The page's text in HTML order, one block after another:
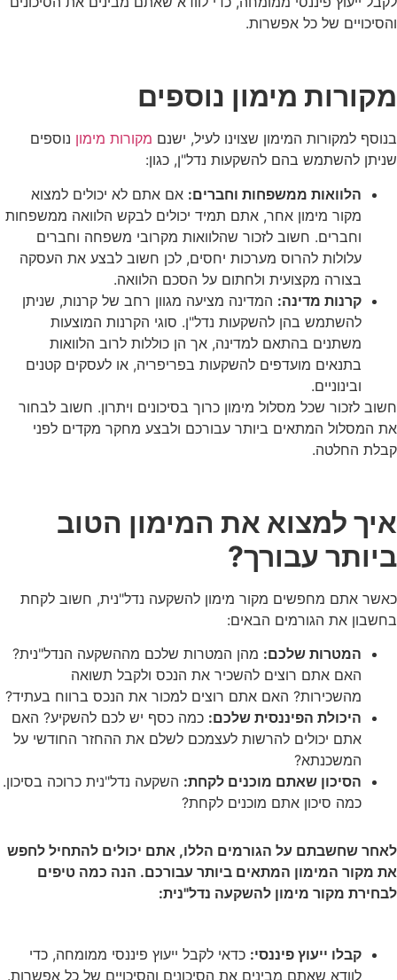
והסיכויים של כל אפשרות.
מקורות מימון נוספים
בנוסף למקורות המימון שצוינו לעיל, ישנם מקורות מימון נוספים
שניתן להשתמש בהם להשקעות נדל"ן, כגון:
הלוואות ממשפחות וחברים: אם אתם לא יכולים למצוא
מקור מימון אחר, אתם תמיד יכולים לבקש הלוואה ממשפחות
וחברים. חשוב לזכור שהלוואות מקרובי משפחה וחברים
עלולות להרוס מערכות יחסים, לכן חשוב לבצע את העסקה
בצורה מקצועית ולחתום על הסכם הלוואה.
קרנות מדינה: המדינה מציעה מגוון רחב של קרנות, שניתן
להשתמש בהן להשקעות נדל"ן. סוגי הקרנות המוצעות
משתנים בהתאם למדינה, אך הן כוללות לרוב הלוואות
בתנאים מועדפים להשקעות בפריפריה, או לעסקים קטנים
ובינוניים.
חשוב לזכור שכל מסלול מימון כרוך בסיכונים ויתרון. חשוב לבחור
את המסלול המתאים ביותר עבורכם ולבצע מחקר מקדים לפני
קבלת החלטה.
איך למצוא את המימון הטוב
ביותר עבורך?
כאשר אתם מחפשים מקור מימון להשקעה נדל"נית, חשוב לקחת
בחשבון את הגורמים הבאים:
המטרות שלכם: מהן המטרות שלכם מההשקעה הנדל"נית?
האם אתם רוצים להשכיר את הנכס ולקבל תשואה
מהשכירות? האם אתם רוצים למכור את הנכס ברווח בעתיד?
היכולת הפיננסית שלכם: כמה כסף יש לכם להשקיע? האם
אתם יכולים להרשות לעצמכם לשלם את ההחזר החודשי על
המשכנתא?
הסיכון שאתם מוכנים לקחת: השקעה נדל"נית כרוכה בסיכון.
כמה סיכון אתם מוכנים לקחת?
לאחר שחשבתם על הגורמים הללו, אתם יכולים להתחיל לחפש
את מקור המימון המתאים ביותר עבורכם. הנה כמה טיפים
לבחירת מקור מימון להשקעה נדל"נית:
קבלו ייעוץ פיננסי: כדאי לקבל ייעוץ פיננסי ממומחה, כדי
לוודא שאתם מבינים את הסיכונים והסיכויים של כל אפשרות.